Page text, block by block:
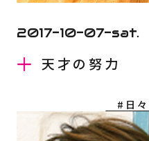
2017-10-07-sat.
天才の努力
#日々